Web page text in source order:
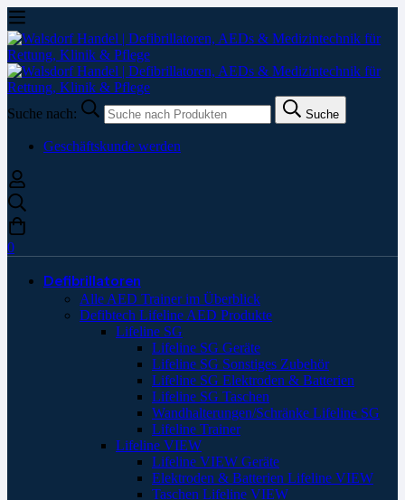
Suche nach: Suche
Geschäftskunde werden
0
Defibrillatoren
Alle AED Trainer im Überblick
Defibtech Lifeline AED Produkte
Lifeline SG
Lifeline SG Geräte
Lifeline SG Sonstiges Zubehör
Lifeline SG Elektroden & Batterien
Lifeline SG Taschen
Wandhalterungen/Schränke Lifeline SG
Lifeline Trainer
Lifeline VIEW
Lifeline VIEW Geräte
Elektroden & Batterien Lifeline VIEW
Taschen Lifeline VIEW